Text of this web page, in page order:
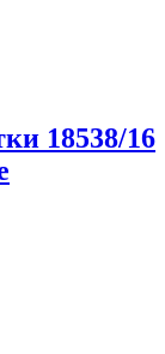
18538/16